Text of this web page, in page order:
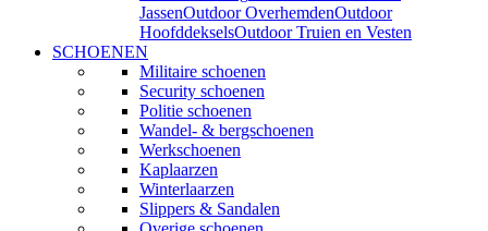
JassenOutdoor OverhemdenOutdoor
HoofddekselsOutdoor Truien en Vesten
SCHOENEN
Militaire schoenen
Security schoenen
Politie schoenen
Wandel- & bergschoenen
Werkschoenen
Kaplaarzen
Winterlaarzen
Slippers & Sandalen